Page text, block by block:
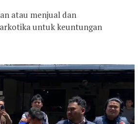
atau menjual dan
untuk keuntungan